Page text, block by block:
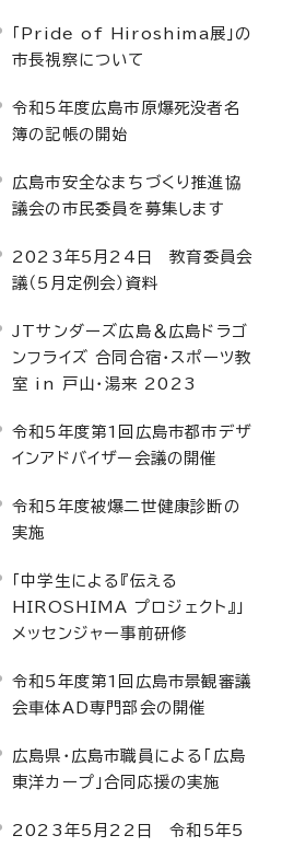
「Pride of Hiroshima展」の
市長視察について
令和5年度広島市原爆死没者名
簿の記帳の開始
広島市安全なまちづくり推進協
議会の市民委員を募集します
2023年5月24日 教育委員会
議（5月定例会）資料
JTサンダーズ広島＆広島ドラゴ
ンフライズ 合同合宿・スポーツ教
室 in 戸山・湯来 2023
令和5年度第1回広島市都市デザ
インアドバイザー会議の開催
令和5年度被爆二世健康診断の
実施
「中学生による『伝える
HIROSHIMA プロジェクト』」
メッセンジャー事前研修
令和5年度第1回広島市景観審議
会車体AD専門部会の開催
広島県・広島市職員による「広島
東洋カープ」合同応援の実施
2023年5月22日 令和5年5